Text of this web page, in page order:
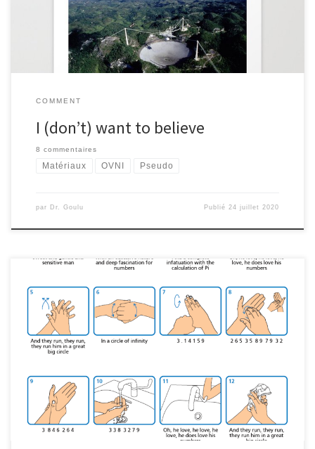
COMMENT
I (don’t) want to believe
8 commentaires
Matériaux OVNI Pseudo
par Dr. Goulu Publié 24 juillet 2020
C'est connu depuis 2005 et même référencé dans l'OEIS Kate Bush
chante pi faux.